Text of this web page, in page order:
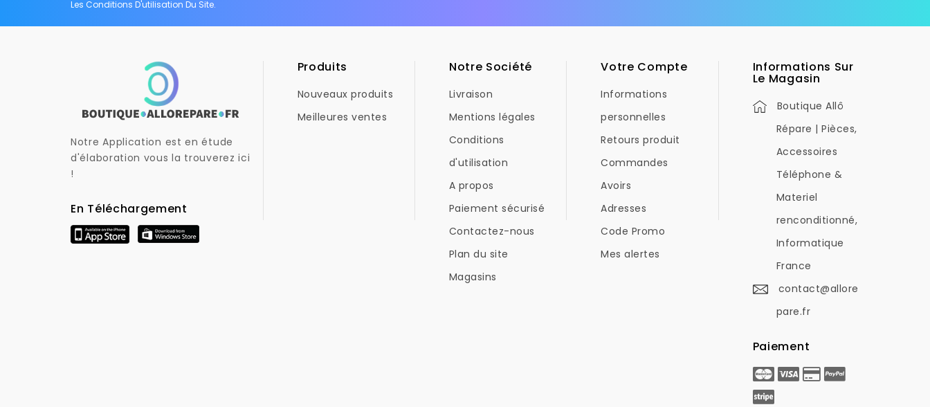
Les Conditions D'utilisation Du Site.
Notre Application est en étude
d'élaboration vous la trouverez ici
!
En Téléchargement
Produits
Nouveaux produits
Meilleures ventes
Notre Société
Livraison
Mentions légales
Conditions
d'utilisation
A propos
Paiement sécurisé
Contactez-nous
Plan du site
Magasins
Votre Compte
Informations
personnelles
Retours produit
Commandes
Avoirs
Adresses
Code Promo
Mes alertes
Informations Sur
Le Magasin
Boutique Allô
Répare | Pièces,
Accessoires
Téléphone &
Materiel
renconditionné,
Informatique
France
contact@allore
pare.fr
Paiement